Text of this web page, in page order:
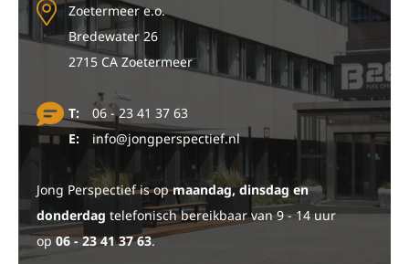
Zoetermeer e.o.
Bredewater 26
2715 CA Zoetermeer
T:
06 - 23 41 37 63
E:
info@jongperspectief.nl
Jong Perspectief is opmaandag, dinsdag en
donderdag telefonisch bereikbaar van 9 - 14 uur
op06 - 23 41 37 63.